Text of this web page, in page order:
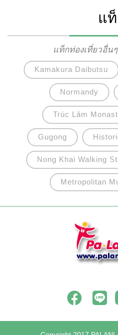
ส่วนจะมีที่ไหนบ้างนั้น ไปติด
แ
แท็กท่องเที่ยวอื่น
Kamakura Daibutsu
Normandy
Trúc Lâm
Gugong
Nong Khai Walking
Metropolitan